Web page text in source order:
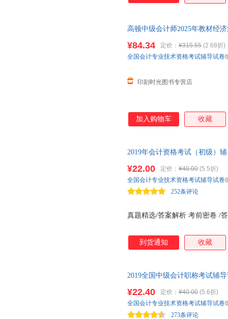
高顿中级会计师2025年教材经
¥84.34 定价： ¥315.55 (2.68折)
印刻时光图书专营店
全国会计专业技术资格考试辅导试卷
加入购物车 收藏
2019年会计资格考试（初级）
真题精选/答案解析 考前密卷 /
¥22.00 定价： ¥40.00 (5.5折)
252条评论
全国会计专业技术资格考试辅导试卷
到货通知 收藏
2019全国中级会计职称考试辅
¥22.40 定价： ¥40.00 (5.6折)
273条评论
全国会计专业技术资格考试辅导试卷